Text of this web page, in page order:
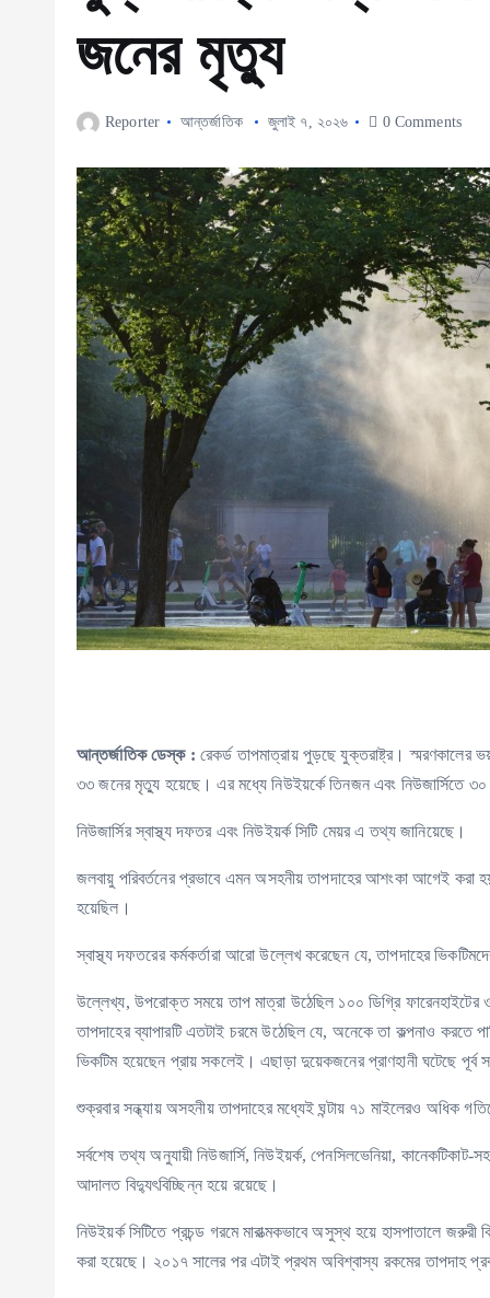
জনের মৃত্যু
Reporter আন্তর্জাতিক জুলাই ৭, ২০২৬ 0 Comments
আন্তর্জাতিক ডেস্ক : রেকর্ড তাপমাত্রায় পুড়ছে যুক্তরাষ্ট্র।
৩৩ জনের মৃত্যু হয়েছে। এর মধ্যে নিউইয়র্কে তিনজন এবং নিউজার্সিতে ৩০
নিউজার্সির স্বাস্থ্য দফতর এবং নিউইয়র্ক সিটি মেয়র এ তথ্য জানিয়েছে।
জলবায়ু পরিবর্তনের প্রভাবে এমন অসহনীয় তাপদাহের আশংকা আগেই করা হয়
হয়েছিল।
স্বাস্থ্য দফতরের কর্মকর্তারা আরো উল্লেখ করেছেন যে, তাপদাহের
উল্লেখ্য, উপরোক্ত সময়ে তাপ মাত্রা উঠেছিল ১০০ ডিগ্রি ফারেনহাইটের
তাপদাহের ব্যাপারটি এতটাই চরমে উঠেছিল যে, অনেকে তা কল্পনাও করতে
ভিকটিম হয়েছেন প্রায় সকলেই। এছাড়া দুয়েকজনের প্রাণহানী ঘটেছে পূর্ব
শুক্রবার সন্ধ্যায় অসহনীয় তাপদাহের মধ্যেই ঘন্টায় ৭১ মাইলেরও অধিক
সর্বশেষ তথ্য অনুযায়ী নিউজার্সি, নিউইয়র্ক, পেনসিলভেনিয়া,
আদালত বিদ্যুৎবিচ্ছিন্ন হয়ে রয়েছে।
নিউইয়র্ক সিটিতে প্রচন্ড গরমে মারাত্মকভাবে অসুস্থ হয়ে হাসপাতালে
করা হয়েছে। ২০১৭ সালের পর এটাই প্রথম অবিশ্বাস্য রকমের তাপদাহ